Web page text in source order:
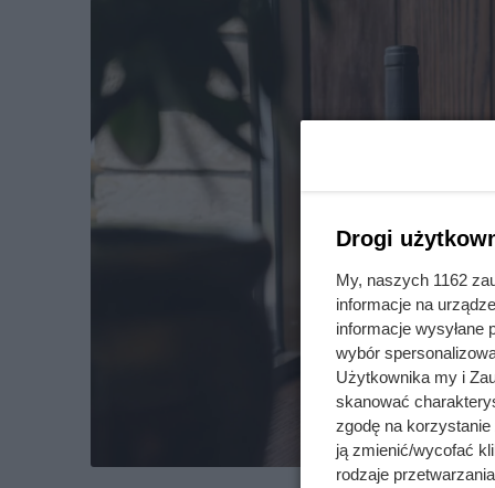
Drogi
My, naszych 1162
informacje na
informacje wysyłane
wybór
Użytkownika my i
skanować
zgodę na
ją zmienić/wycofać
rodzaje